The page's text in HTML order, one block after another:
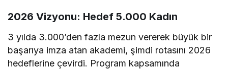
2026 Vizyonu: Hedef 5.000 Kadın
3 yılda 3.000’den fazla mezun vererek büyük bir
başarıya imza atan akademi, şimdi rotasını 2026
hedeflerine çevirdi. Program kapsamında